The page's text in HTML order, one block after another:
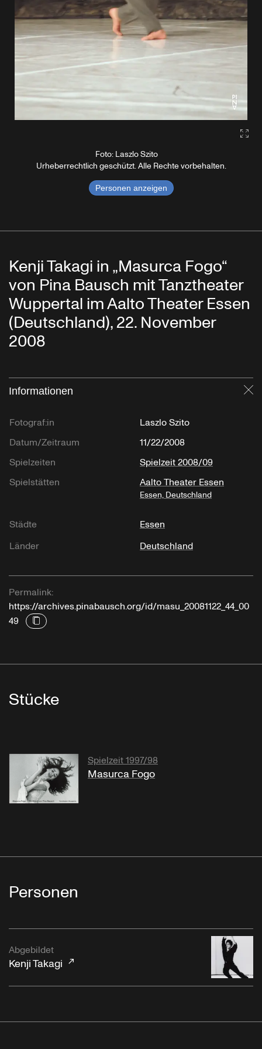
Foto: Laszlo Szito
Urheberrechtlich geschützt. Alle Rechte vorbehalten.
Personen anzeigen
Kenji Takagi in „Masurca Fogo“
von Pina Bausch mit Tanztheater
Wuppertal im Aalto Theater Essen
(Deutschland), 22. November
2008
Informationen
Fotograf:in
Laszlo Szito
Datum/Zeitraum
11/22/2008
Spielzeiten
Spielzeit 2008/09
Spielstätten
Aalto Theater Essen
Essen, Deutschland
Städte
Essen
Länder
Deutschland
Permalink:
https://archives.pinabausch.org/id/masu_20081122_44_00
49
Stücke
Spielzeit 1997/98
Masurca Fogo
Personen
Abgebildet
Kenji Takagi